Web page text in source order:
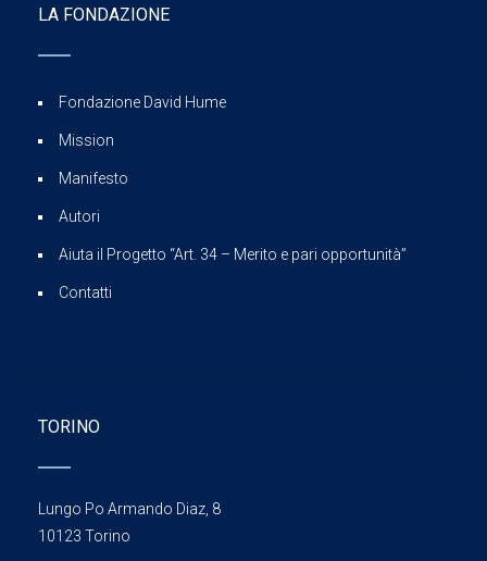
LA FONDAZIONE
Fondazione David Hume
Mission
Manifesto
Autori
Aiuta il Progetto “Art. 34 – Merito e pari opportunità”
Contatti
TORINO
Lungo Po Armando Diaz, 8
10123 Torino